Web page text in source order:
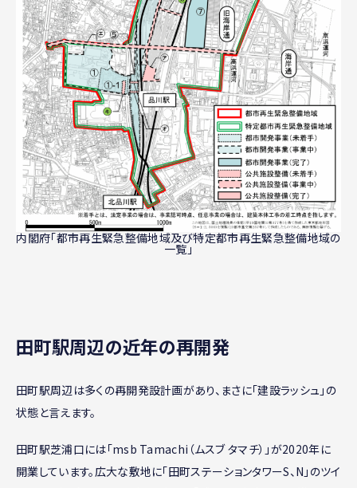
内閣府「都市再生緊急整備地域及び特定都市再生緊急整備地域の
一覧」
田町駅周辺の近年の再開発
田町駅周辺は多くの再開発設計画があり、まさに「建設ラッシュ」の
状態と言えます。
田町駅芝浦口には「msb Tamachi（ムスブ タマチ）」が2020年に
開業しています。広大な敷地に「田町ステーションタワーS、N」のツイ